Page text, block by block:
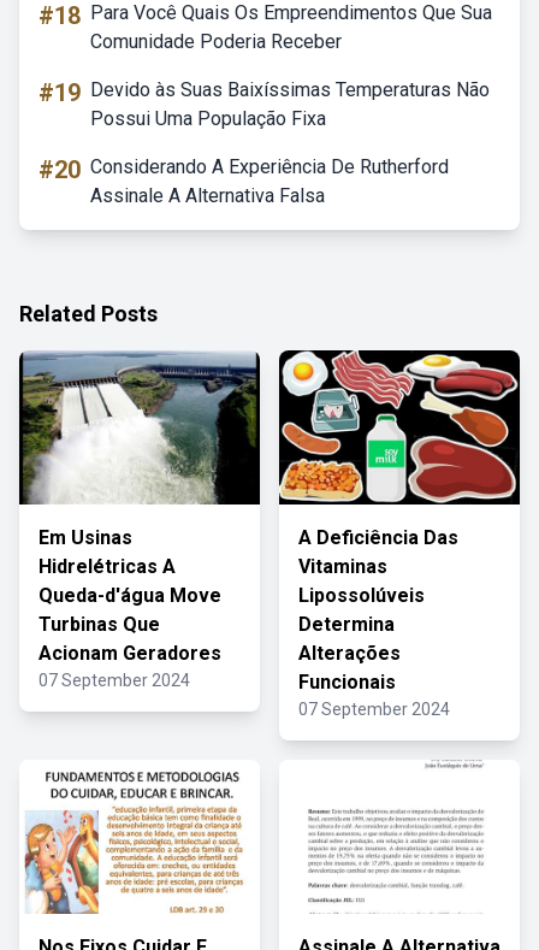
#18 Para Você Quais Os Empreendimentos Que Sua
Comunidade Poderia Receber
#19 Devido às Suas Baixíssimas Temperaturas Não
Possui Uma População Fixa
#20 Considerando A Experiência De Rutherford
Assinale A Alternativa Falsa
Related Posts
Em Usinas
Hidrelétricas A
Queda-d'água Move
Turbinas Que
Acionam Geradores
07 September 2024
A Deficiência Das
Vitaminas
Lipossolúveis
Determina
Alterações
Funcionais
07 September 2024